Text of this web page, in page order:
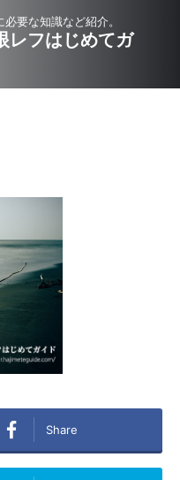
要な知識など紹介。
レフはじめてガ
Share